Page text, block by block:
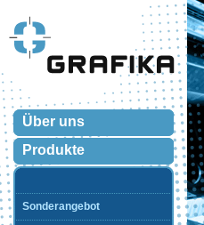
Über uns
Produkte
Sonderangebot